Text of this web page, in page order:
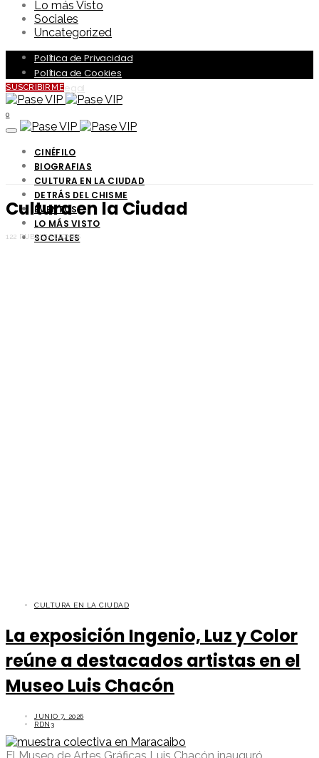
Lo más Visto
Sociales
Uncategorized
Política de Privacidad
Política de Cookies
Aviso Legal
SUSCRIBIRME
0
CINÉFILO
BIOGRAFIAS
CULTURA EN LA CIUDAD
DETRÁS DEL CHISME
EVENTOS
LO MÁS VISTO
SOCIALES
Cultura en la Ciudad
122 PUBLICACIONES
CULTURA EN LA CIUDAD
La exposición Ingenio, Luz y Color
reúne a destacados artistas en el
Museo Luis Chacón
JUNIO 7, 2026
RDN3